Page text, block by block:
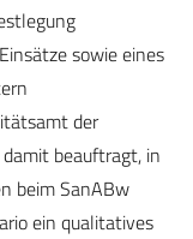
sowie eines
der
beauftragt, in
beim SanABw
ein qualitatives